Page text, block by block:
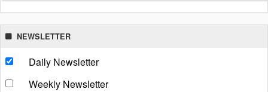
NEWSLETTER
Daily Newsletter
Weekly Newsletter